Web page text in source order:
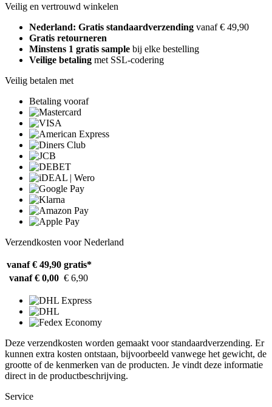
Veilig en vertrouwd winkelen
Nederland: Gratis standaardverzending vanaf € 49,90
Gratis retourneren
Minstens 1 gratis sample bij elke bestelling
Veilige betaling met SSL-codering
Veilig betalen met
Betaling vooraf
Verzendkosten voor Nederland
vanaf € 49,90 gratis*
vanaf € 0,00 € 6,90
Deze verzendkosten worden gemaakt voor standaardverzending. Er
kunnen extra kosten ontstaan, bijvoorbeeld vanwege het gewicht, de
grootte of de kenmerken van de producten. Je vindt deze informatie
direct in de productbeschrijving.
Service